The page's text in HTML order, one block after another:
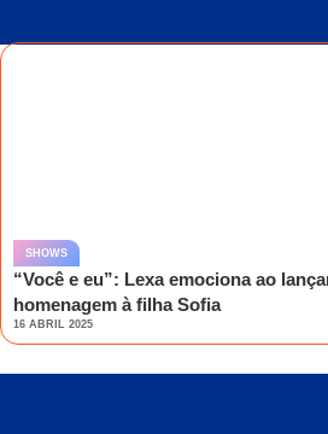
SHOWS
“Você e eu”: Lexa emociona ao
homenagem à filha Sofia
16 ABRIL 2025